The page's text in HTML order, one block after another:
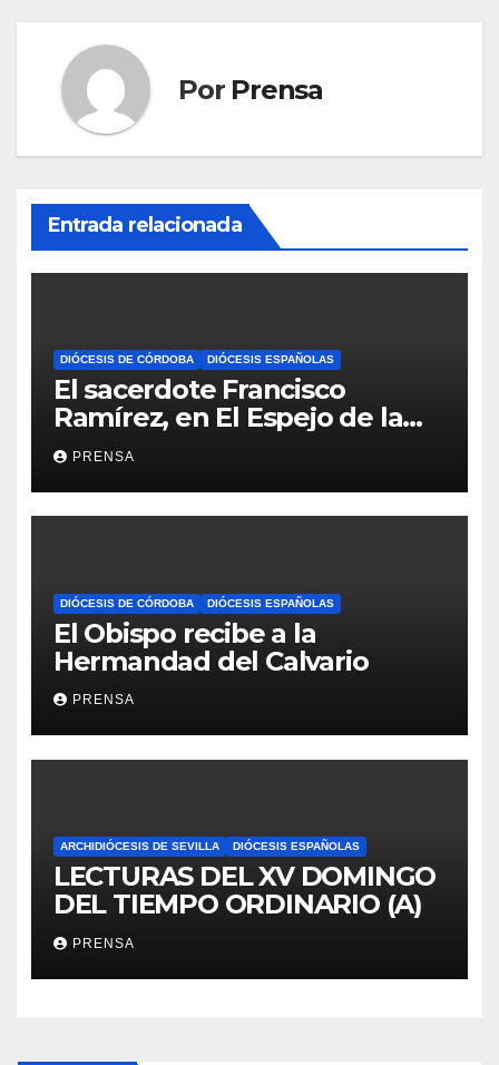
Por Prensa
Entrada relacionada
DIÓCESIS DE CÓRDOBA DIÓCESIS ESPAÑOLAS
El sacerdote Francisco
Ramírez, en El Espejo de la
Iglesia
PRENSA
DIÓCESIS DE CÓRDOBA DIÓCESIS ESPAÑOLAS
El Obispo recibe a la
Hermandad del Calvario
PRENSA
ARCHIDIÓCESIS DE SEVILLA DIÓCESIS ESPAÑOLAS
LECTURAS DEL XV DOMINGO
DEL TIEMPO ORDINARIO (A)
PRENSA